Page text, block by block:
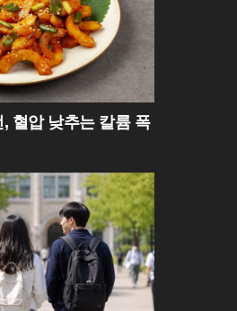
혈압 낮추는 칼륨 폭